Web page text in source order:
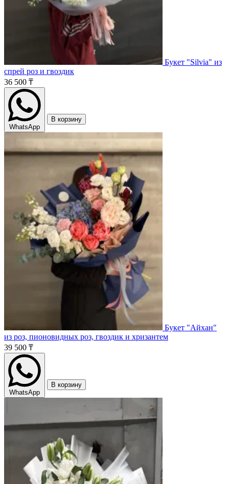
Букет "Silvia" из
спрей роз и гвоздик
36 500 ₸
WhatsApp
В корзину
Букет "Айхан"
из роз, пионовидных роз, гвоздик и хризантем
39 500 ₸
WhatsApp
В корзину